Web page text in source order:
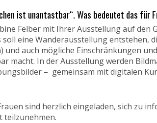
ist unantastbar“. Was bedeutet das für
Felber mit Ihrer Ausstellung auf den
eine Wanderausstellung entstehen,
und auch mögliche Einschränkungen
macht. In der Ausstellung werden
– gemeinsam mit digitalen
sind herzlich eingeladen, sich zu
teilzunehmen.